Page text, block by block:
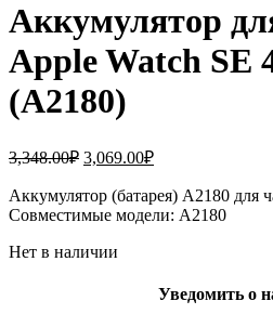
Аккумулятор
Apple Watch SE
(A2180)
3,348.00₽ Первоначальная
составляла
3,348.00₽.
3,069.00₽Текущая
3,069.00₽.
Аккумулятор (батарея) A2180 для
Совместимые модели: A2180
Нет в наличии
Уведомить о